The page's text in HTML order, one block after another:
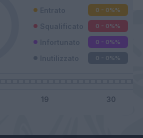
0 - 0%%
0 - 0%%
0 - 0%%
0 - 0%%